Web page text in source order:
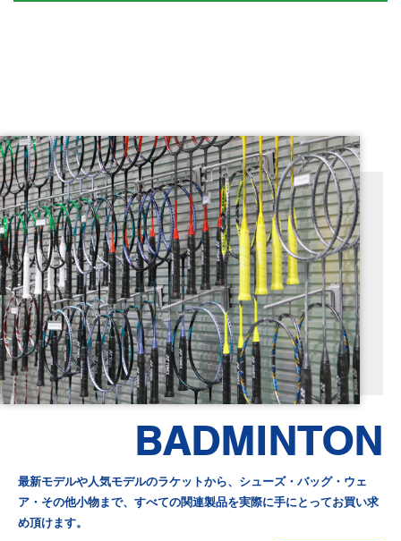
BADMINTON
最新モデルや人気モデルのラケットから、シューズ・バッグ・ウェ
ア・その他小物まで、すべての関連製品を実際に手にとってお買い求
め頂けます。